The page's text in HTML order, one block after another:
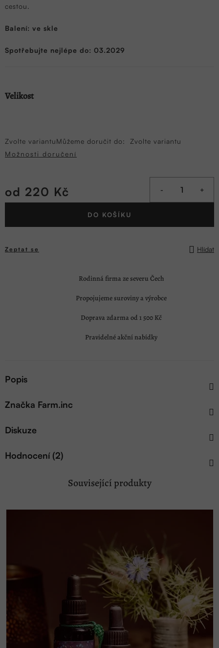
cestou.
Balení: ve skle
Spotřebujte nejlépe do: 03.2029
Velikost
Zvolte variantuMůžeme doručit do:
Zvolte variantu
Možnosti doručení
od 220 Kč
Měrná
DO KOŠÍKU
Zeptat se Hlídat
Rodinná firma ze severu Čech
Propojujeme suroviny a výrobce
Doprava zdarma od 1 500 Kč
Pravidelné akční nabídky
Popis
Značka Farm.inc
Diskuze
Hodnocení (2)
Související produkty